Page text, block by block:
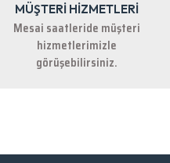
MÜŞTERİ HİZMETLERİ
Mesai saatleride müşteri
hizmetlerimizle
görüşebilirsiniz.